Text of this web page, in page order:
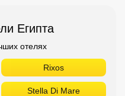
Египта
отелях
Rixos
Stella Di Mare